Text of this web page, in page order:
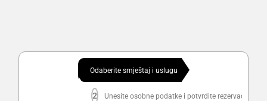
Odaberite smještaj i uslugu
2 Unesite osobne podatke i potvrdite rezervaciju